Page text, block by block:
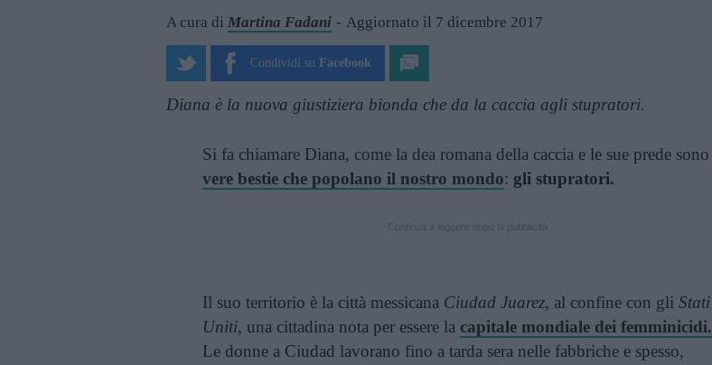
A cura di Martina Fadani Aggiornato il 7 dicembre 2017
Condividi su Facebook
Diana è la nuova giustiziera bionda che da la caccia agli stupratori.
Si fa chiamare Diana, come la dea romana della caccia e le sue prede sono
vere bestie che popolano il nostro mondo: gli stupratori.
Il suo territorio è la città messicana Ciudad Juarez, al confine con gli Stati
Uniti, una cittadina nota per essere la capitale mondiale dei femminicidi.
Le donne a Ciudad lavorano fino a tarda sera nelle fabbriche e spesso,